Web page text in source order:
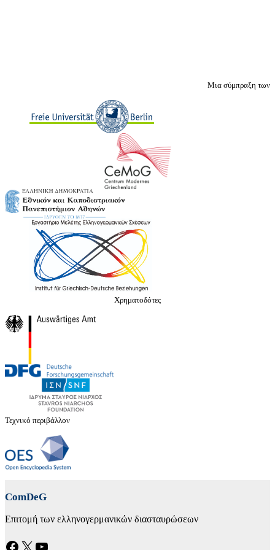
Μια σύμπραξη των
Χρηματοδότες
Τεχνικό περιβάλλον
ComDeG
Επιτομή των ελληνογερμανικών διασταυρώσεων
Facebook X YouTube